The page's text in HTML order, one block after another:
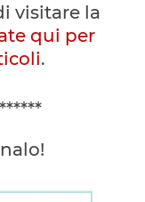
visitare la
qui per
.